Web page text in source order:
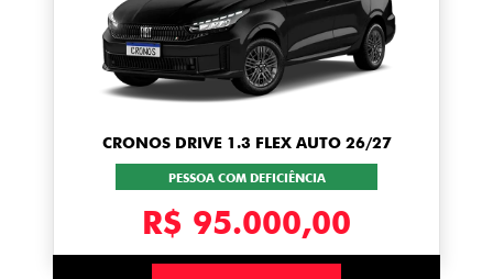
CRONOS DRIVE 1.3 FLEX AUTO 26/27
PESSOA COM DEFICIÊNCIA
R$ 95.000,00